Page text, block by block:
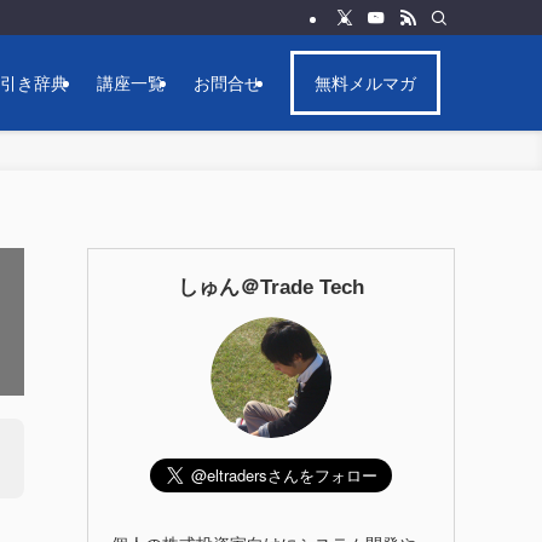
き辞典 講座一覧 お問合せ 無料メルマガ
しゅん＠Trade Tech